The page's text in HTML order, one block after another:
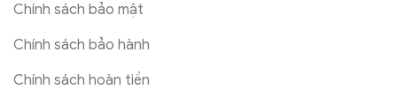
Chính sách bảo mật
Chính sách bảo hành
Chính sách hoàn tiền